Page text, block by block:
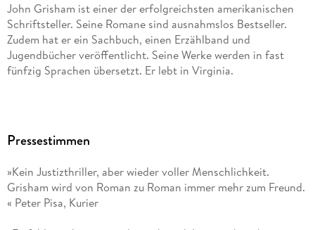
John Grisham ist einer der erfolgreichsten amerikanischen
Schriftsteller. Seine Romane sind ausnahmslos Bestseller.
Zudem hat er ein Sachbuch, einen Erzählband und
Jugendbücher veröffentlicht. Seine Werke werden in fast
fünfzig Sprachen übersetzt. Er lebt in Virginia.
Pressestimmen
»Kein Justizthriller, aber wieder voller Menschlichkeit.
Grisham wird von Roman zu Roman immer mehr zum Freund.
« Peter Pisa, Kurier